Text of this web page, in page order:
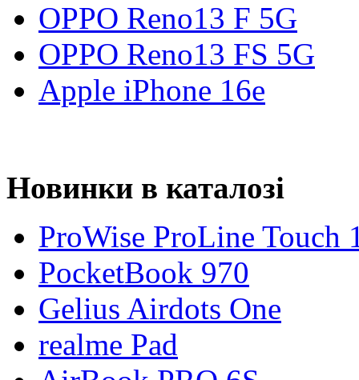
OPPO Reno13 F 5G
OPPO Reno13 FS 5G
Apple iPhone 16e
Новинки в каталозі
ProWise ProLine Touch
PocketBook 970
Gelius Airdots One
realme Pad